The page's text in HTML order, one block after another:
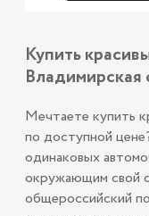
Купить
Владимирская
Мечтаете купить
по доступной
одинаковых
окружающим свой
общероссийский